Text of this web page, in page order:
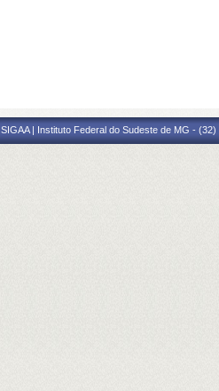
SIGAA | Instituto Federal do Sudeste de MG -